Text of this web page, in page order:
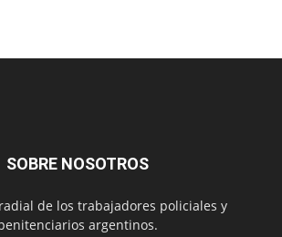
SOBRE NOSOTROS
de los trabajadores policiales y
argentinos.